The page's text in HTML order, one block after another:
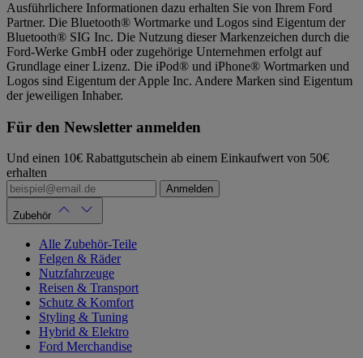
Ausführlichere Informationen dazu erhalten Sie von Ihrem Ford
Partner. Die Bluetooth® Wortmarke und Logos sind Eigentum der
Bluetooth® SIG Inc. Die Nutzung dieser Markenzeichen durch die
Ford-Werke GmbH oder zugehörige Unternehmen erfolgt auf
Grundlage einer Lizenz. Die iPod® und iPhone® Wortmarken und
Logos sind Eigentum der Apple Inc. Andere Marken sind Eigentum
der jeweiligen Inhaber.
Für den Newsletter anmelden
Und einen 10€ Rabattgutschein ab einem Einkaufwert von 50€
erhalten
Anmelden
Zubehör
Alle Zubehör-Teile
Felgen & Räder
Nutzfahrzeuge
Reisen & Transport
Schutz & Komfort
Styling & Tuning
Hybrid & Elektro
Ford Merchandise